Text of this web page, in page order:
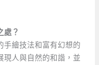
處？
手繪技法和富有幻想的
現人與自然的和諧，並